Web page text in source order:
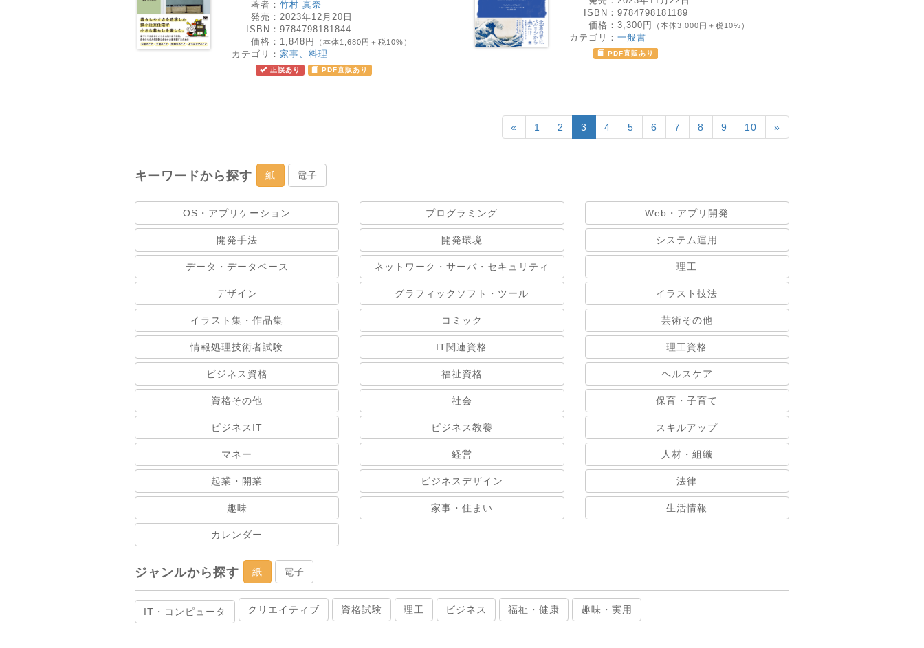
著者： 竹村 真奈
発売： 2023年12月20日
ISBN： 9784798181844
価格： 1,848円 （本体1,680円＋税10%）
カテゴリ： 家事、料理
正誤あり PDF直販あり
ISBN： 9784798181189
価格： 3,300円 （本体3,000円＋税10%）
カテゴリ： 一般書
PDF直販あり
« 1 2 3 4 5 6 7 8 9 10 »
キーワードから探す 紙 電子
OS・アプリケーション プログラミング Web・アプリ開発
開発手法 開発環境 システム運用
データ・データベース ネットワーク・サーバ・セキュリティ 理工
デザイン グラフィックソフト・ツール イラスト技法
イラスト集・作品集 コミック 芸術その他
情報処理技術者試験 IT関連資格 理工資格
ビジネス資格 福祉資格 ヘルスケア
資格その他 社会 保育・子育て
ビジネスIT ビジネス教養 スキルアップ
マネー 経営 人材・組織
起業・開業 ビジネスデザイン 法律
趣味 家事・住まい 生活情報
カレンダー
ジャンルから探す 紙 電子
IT・コンピュータ クリエイティブ 資格試験 理工 ビジネス 福祉・健康 趣味・実用